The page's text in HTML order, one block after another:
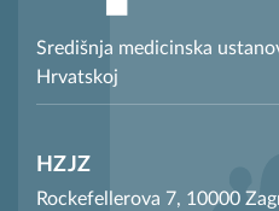
Središnja medicinska
Hrvatskoj
HZJZ
Rockefellerova 7, 10000